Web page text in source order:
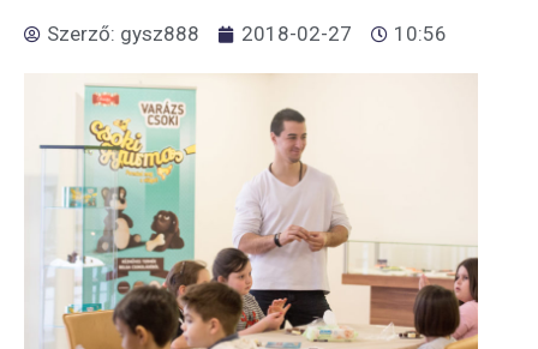
Szerző: gysz888 2018-02-27 10:56